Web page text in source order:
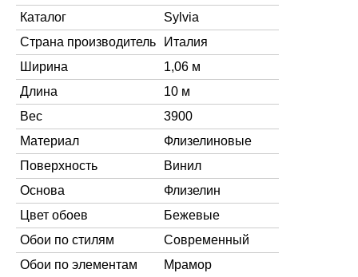
Каталог
Sylvia
Страна производитель
Италия
Ширина
1,06 м
Длина
10 м
Вес
3900
Материал
Флизелиновые
Поверхность
Винил
Основа
Флизелин
Цвет обоев
Бежевые
Обои по стилям
Современный
Обои по элементам
Мрамор